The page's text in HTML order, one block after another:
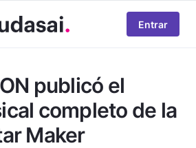
Entrar
publicó el
completo de la
Maker